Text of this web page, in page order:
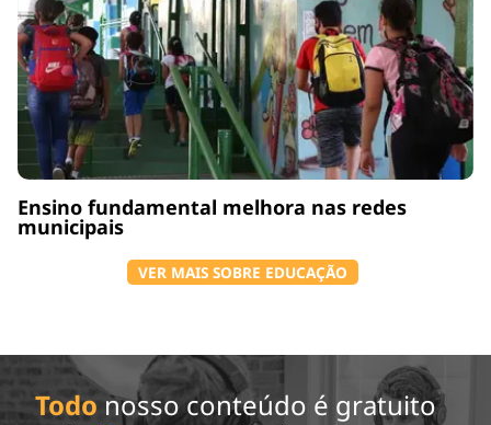
Ensino fundamental melhora nas redes
municipais
VER MAIS SOBRE EDUCAÇÃO
Todo nosso conteúdo é gratuito